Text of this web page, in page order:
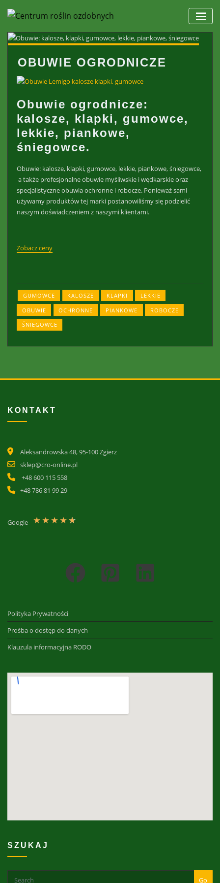
OBUWIE OGRODNICZE
Obuwie ogrodnicze:
kalosze, klapki, gumowce,
lekkie, piankowe,
śniegowce.
Obuwie: kalosze, klapki, gumowce, lekkie, piankowe, śniegowce,
a także profesjonalne obuwie myśliwskie i wędkarskie oraz
specjalistyczne obuwia ochronne i robocze. Ponieważ sami
używamy produktów tej marki postanowiliśmy się podzielić
naszym doświadczeniem z naszymi klientami.
Zobacz ceny
GUMOWCE KALOSZE KLAPKI
LEKKIE
OBUWIE
OCHRONNE PIANKOWE
ROBOCZE
ŚNIEGOWCE
KONTAKT
Aleksandrowska 48, 95-100 Zgierz
sklep@cro-online.pl
+48 600 115 558
+48 786 81 99 29
Google ★★★★★
Polityka Prywatności
Prośba o dostęp do danych
Klauzula informacyjna RODO
SZUKAJ
Go